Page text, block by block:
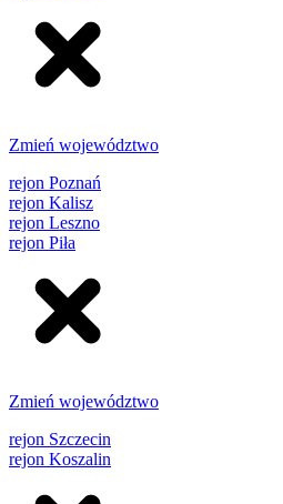
Zmień województwo
rejon Poznań
rejon Kalisz
rejon Leszno
rejon Piła
Zmień województwo
rejon Szczecin
rejon Koszalin